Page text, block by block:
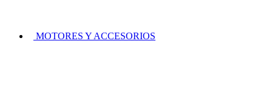
MOTORES Y ACCESORIOS